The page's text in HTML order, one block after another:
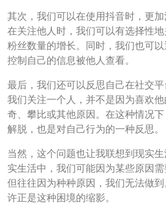
其次，我们可以在使用抖音时，更加
在关注他人时，我们可以有选择性
粉丝数量的增长。同时，我们也可
控制自己的信息被他人查看。
最后，我们还可以反思自己在社交
我们关注一个人，并不是因为喜欢
奇、攀比或其他原因。在这种情况
解脱，也是对自己行为的一种反思。
当然，这个问题也让我联想到现实
实生活中，我们可能因为某些原因
但往往因为种种原因，我们无法做
许正是这种困境的缩影。